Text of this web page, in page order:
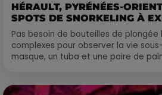
HÉRAULT, PYRÉNÉES-
SPOTS DE SNORKELING À
Pas besoin de bouteilles de plongée
complexes pour observer la vie
masque, un tuba et une paire de